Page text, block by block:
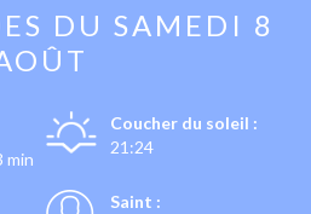
DU SAMEDI 8
min
Coucher du soleil :
21:24
Saint :